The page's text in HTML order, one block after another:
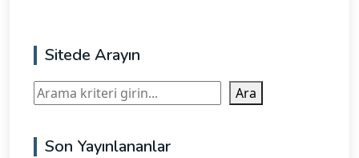
Sitede Arayın
Ara Ara
Son Yayınlananlar